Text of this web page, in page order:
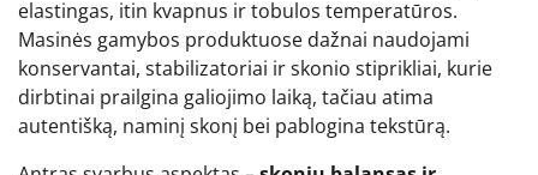
elastingas, itin kvapnus ir tobulos temperatūros.
Masinės gamybos produktuose dažnai naudojami
konservantai, stabilizatoriai ir skonio stiprikliai, kurie
dirbtinai prailgina galiojimo laiką, tačiau atima
autentišką, naminį skonį bei pablogina tekstūrą.